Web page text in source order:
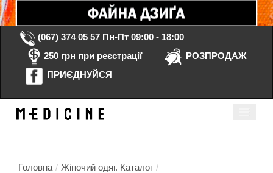
(067) 374 05 57 Пн-Пт 09:00 - 18:00
250 грн при реєстрації
РОЗПРОДАЖ
ПРИЄДНУЙСЯ
Головна / Жіночий одяг. Каталог /